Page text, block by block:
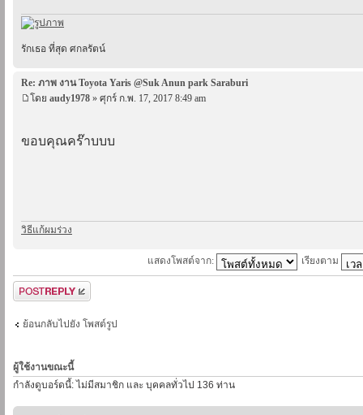
รักเธอ ที่สุด ศกลรัตน์
Re: ภาพ งาน Toyota Yaris @Suk Anun park Saraburi
โดย audy1978 » ศุกร์ ก.พ. 17, 2017 8:49 am
ขอบคุณคร๊าบบบ
วิธีแก้ผมร่วง
แสดงโพสต์จาก: เรียงตาม
ตอบกระทู้
ย้อนกลับไปยัง โพสต์รูป
ผู้ใช้งานขณะนี้
กำลังดูบอร์ดนี้: ไม่มีสมาชิก และ บุคคลทั่วไป 136 ท่าน